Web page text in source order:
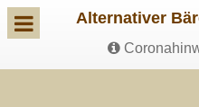
Alternativer